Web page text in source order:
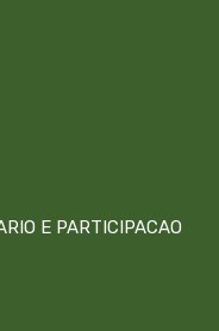
E PARTICIPACAO